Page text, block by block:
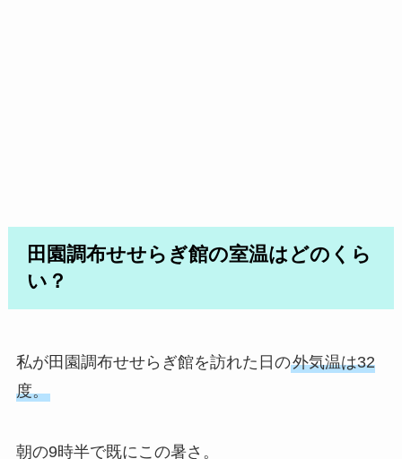
田園調布せせらぎ館の室温はどのくら
い？
私が田園調布せせらぎ館を訪れた日の外気温は32
度。
朝の9時半で既にこの暑さ。